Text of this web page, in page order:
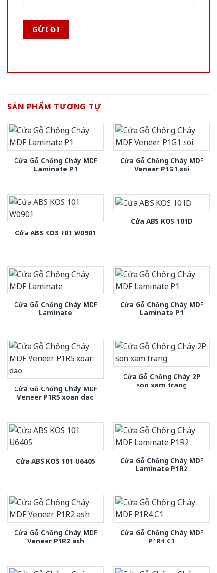
SẢN PHẨM TƯƠNG TỰ
Cửa Gỗ Chống Cháy MDF
Laminate P1
Cửa Gỗ Chống Cháy MDF
Veneer P1G1 soi
Cửa ABS KOS 101 W0901
Cửa ABS KOS 101D
Cửa Gỗ Chống Cháy MDF
Laminate
Cửa Gỗ Chống Cháy MDF
Laminate P1
Cửa Gỗ Chống Cháy MDF
Veneer P1R5 xoan dao
Cửa Gỗ Chống Cháy 2P
son xam trang
Cửa ABS KOS 101 U6405
Cửa Gỗ Chống Cháy MDF
Laminate P1R2
Cửa Gỗ Chống Cháy MDF
Veneer P1R2 ash
Cửa Gỗ Chống Cháy MDF
P1R4 C1